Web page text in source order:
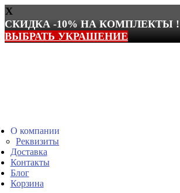
X
СКИДКА -10% НА КОМПЛЕКТЫ !
ВЫБРАТЬ УКРАШЕНИЕ
О компании
Реквизиты
Доставка
Контакты
Блог
Корзина